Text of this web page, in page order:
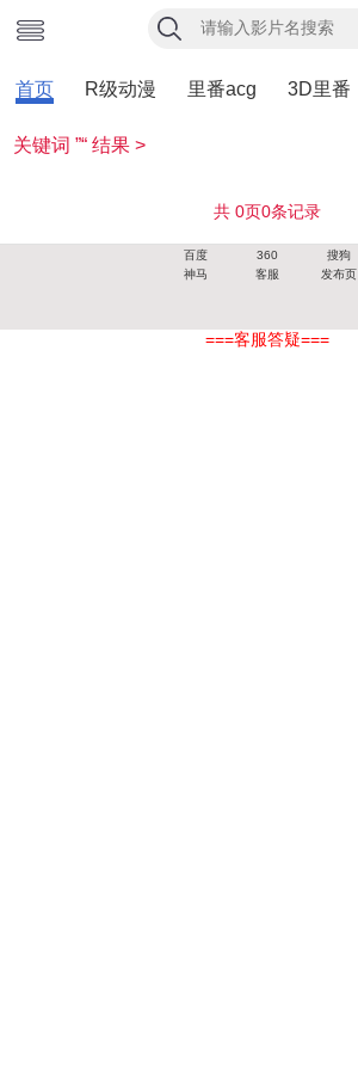
首页 R级动漫 里番acg 3D里番
关键词 ”“ 结果 >
共 0页0条记录
百度 360
搜狗
神马
客服 发布页
===客服答疑===